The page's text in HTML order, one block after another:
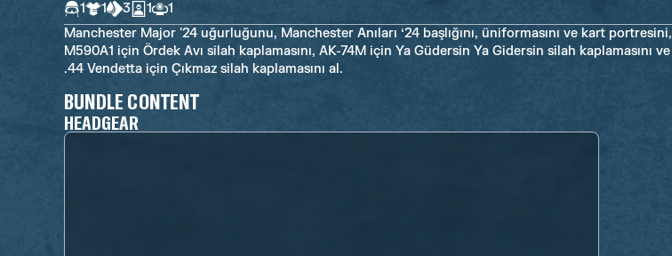
1
1 3 1
1
Manchester Major '24 uğurluğunu, Manchester Anıları ‘24 başlığını, üniformasını ve kart portresini,
M590A1 için Ördek Avı silah kaplamasını, AK-74M için Ya Güdersin Ya Gidersin silah kaplamasını ve
.44 Vendetta için Çıkmaz silah kaplamasını al.
BUNDLE CONTENT
HEADGEAR